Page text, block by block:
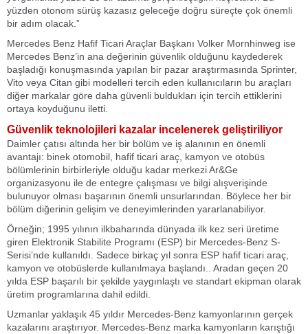
yüzden otonom sürüş kazasız geleceğe doğru süreçte çok önemli
bir adım olacak.”
Mercedes Benz Hafif Ticari Araçlar Başkanı Volker Mornhinweg ise
Mercedes Benz’in ana değerinin güvenlik olduğunu kaydederek
başladığı konuşmasında yapılan bir pazar araştırmasında Sprinter,
Vito veya Citan gibi modelleri tercih eden kullanıcıların bu araçları
diğer markalar göre daha güvenli buldukları için tercih ettiklerini
ortaya koyduğunu iletti.
Güvenlik teknolojileri kazalar incelenerek geliştiriliyor
Daimler çatısı altında her bir bölüm ve iş alanının en önemli
avantajı: binek otomobil, hafif ticari araç, kamyon ve otobüs
bölümlerinin birbirleriyle olduğu kadar merkezi Ar&Ge
organizasyonu ile de entegre çalışması ve bilgi alışverişinde
bulunuyor olması başarının önemli unsurlarından. Böylece her bir
bölüm diğerinin gelişim ve deneyimlerinden yararlanabiliyor.
Örneğin; 1995 yılının ilkbaharında dünyada ilk kez seri üretime
giren Elektronik Stabilite Programı (ESP) bir Mercedes-Benz S-
Serisi’nde kullanıldı. Sadece birkaç yıl sonra ESP hafif ticari araç,
kamyon ve otobüslerde kullanılmaya başlandı.. Aradan geçen 20
yılda ESP başarılı bir şekilde yaygınlaştı ve standart ekipman olarak
üretim programlarına dahil edildi.
Uzmanlar yaklaşık 45 yıldır Mercedes-Benz kamyonlarının gerçek
kazalarını araştırıyor. Mercedes-Benz marka kamyonların karıştığı